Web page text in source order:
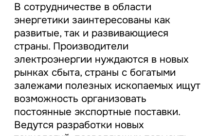
В сотрудничестве в области
энергетики заинтересованы как
развитые, так и развивающиеся
страны. Производители
электроэнергии нуждаются в новых
рынках сбыта, страны с богатыми
залежами полезных ископаемых ищут
возможность организовать
постоянные экспортные поставки.
Ведутся разработки новых